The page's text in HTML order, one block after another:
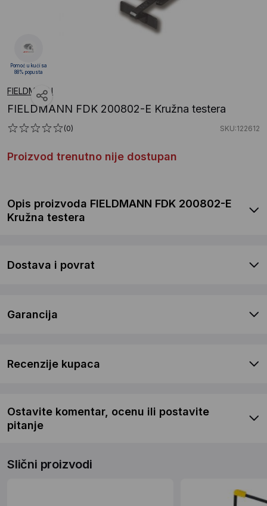
FIELDMANN
FIELDMANN FDK 200802-E Kružna testera
(0) SKU:122612
Proizvod trenutno nije dostupan
Pomoć u kući sa
88% popusta
Opis proizvoda FIELDMANN FDK 200802-E
Kružna testera
Dostava i povrat
Garancija
Recenzije kupaca
Ostavite komentar, ocenu ili postavite
pitanje
Slični proizvodi